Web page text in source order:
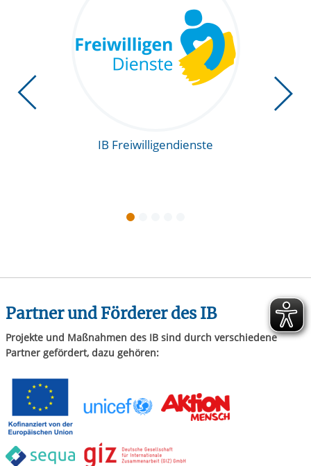
Vorherige
IB Freiwilligendienste
Partner und Förderer des IB
Projekte und Maßnahmen des IB sind durch verschiedene
Partner gefördert, dazu gehören: